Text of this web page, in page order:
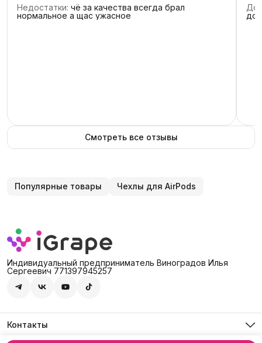
Недостатки: чё за качества всегда брал
нормальное а щас ужасное
Смотреть все отзывы
Популярные товары Чехлы для AirPods
Индивидуальный предприниматель Виноградов Илья
Сергеевич 771397945257
Контакты
Адрес